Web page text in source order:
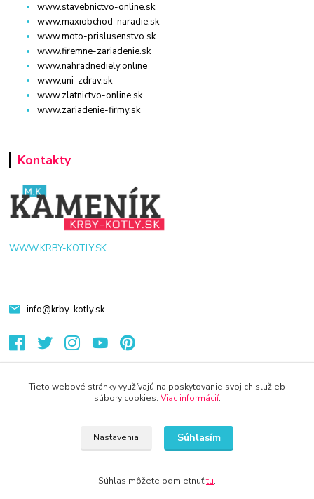
www.stavebnictvo-online.sk
www.maxiobchod-naradie.sk
www.moto-prislusenstvo.sk
www.firemne-zariadenie.sk
www.nahradnediely.online
www.uni-zdrav.sk
www.zlatnictvo-online.sk
www.zariadenie-firmy.sk
Kontakty
WWW.KRBY-KOTLY.SK
info@krby-kotly.sk
Tieto webové stránky využívajú na poskytovanie svojich služieb
súbory cookies. Viac informácií.
Nastavenia Súhlasím
Súhlas môžete odmietnuťtu.